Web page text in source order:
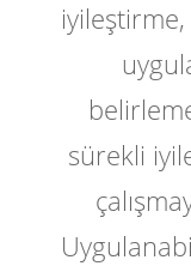
sürekli